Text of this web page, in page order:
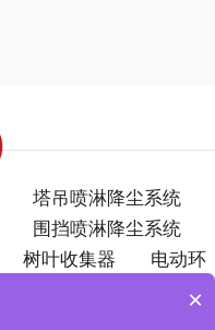
塔吊喷淋降尘系统
围挡喷淋降尘系统
树叶收集器
电动环
电动巡逻
×